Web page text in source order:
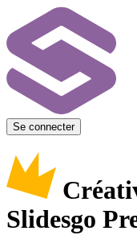
Se connecter
Slidesgo